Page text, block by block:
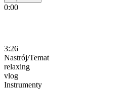
0:00
3:26
Nastrój/Temat
relaxing
vlog
Instrumenty